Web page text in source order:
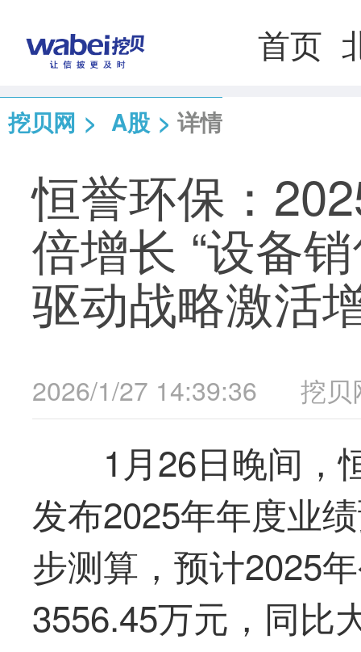
首页
挖贝网 > A股 > 详情
恒誉环保：
倍增长 “设备
驱动战略激活
2026/1/27 14:39:36 挖贝
1月26日晚间，
发布2025年年度业
步测算，预计2025
3556.45万元，同比